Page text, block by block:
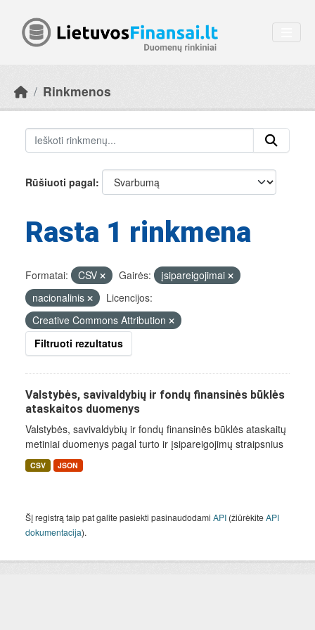
Rinkmenos
Rūšiuoti pagal
Rasta 1 rinkmena
Formatai: CSV Gairės:
įsipareigojimai
nacionalinis
Licencijos:
Creative Commons Attribution
Filtruoti rezultatus
Valstybės, savivaldybių ir fondų finansinės būklės
ataskaitos duomenys
Valstybės, savivaldybių ir fondų finansinės būklės ataskaitų
metiniai duomenys pagal turto ir įsipareigojimų straipsnius
CSV JSON
Šį registrą taip pat galite pasiekti pasinaudodami API (žiūrėkiteAPI
dokumentacija).